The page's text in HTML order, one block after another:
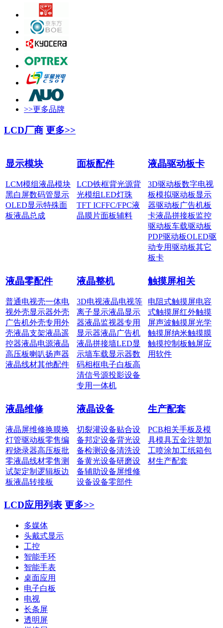
>>更多品牌
LCD厂商 更多>>
显示模块
LCM模组液晶模块
黑白屏数码管显示
OLED显示特殊面
板液晶总成
面板配件
LCD铁框背光源背
光模组LED灯珠
TFT ICFFC/FPC液
晶膜片面板辅料
液晶驱动板卡
3D驱动板数字电视
板模拟驱动板 显示
器驱动板广告机板
卡液晶拼接板监控
驱动板车载驱动板
PDP驱动板OLED驱
动专用驱动板其它
板卡
液晶零配件
普通电视壳一体电
视外壳显示器外壳
广告机外壳专用外
壳液晶支架液晶遥
控器液晶电源液晶
高压板喇叭扬声器
液晶线材其他配件
液晶整机
3D电视液晶电视等
离子显示液晶显示
器液晶监视器专用
显示器液晶广告机
液晶拼接墙LED显
示墙车载显示器数
码相框电子白板高
清信号源投影设备
专用一体机
触摸屏相关
电阻式触摸屏电容
式触摸屏红外触摸
屏声波触摸屏光学
触摸屏纳米触摸膜
触摸控制板触屏应
用软件
液晶维修
液晶屏维修换膜换
灯管驱动板零售编
程烧录器高压板批
零液晶线材零售测
试架定制 逻辑板边
板液晶转接板
液晶设备
切裂灌设备贴合设
备邦定设备背光设
备检测设备清洗设
备黄光设备研磨设
备辅助设备屏维修
设备设备零部件
生产配套
PCB相关手板及模
具模具五金注塑加
工喷涂加工纸箱包
材生产配套
LCD应用列表 更多>>
多媒体
头戴式显示
工控
智能手环
智能手表
桌面应用
电子白板
电视
长条屏
透明屏